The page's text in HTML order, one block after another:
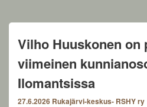
Vilho Huuskonen on
viimeinen
Ilomantsissa
27.6.2026 Rukajärvi-keskus- RSHY ry